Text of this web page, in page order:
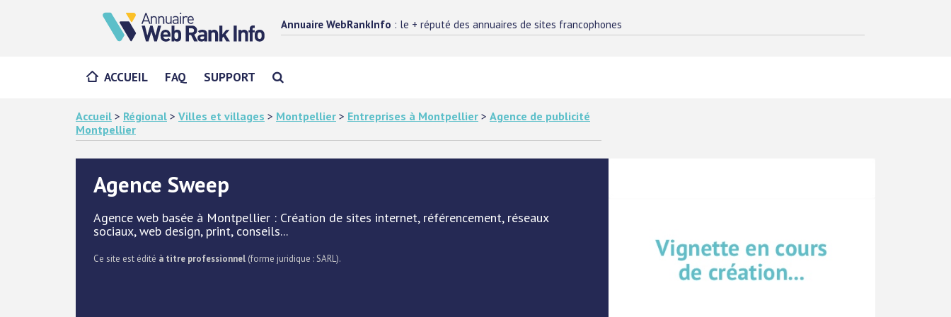
Annuaire WebRankInfo : le + réputé des annuaires de sites francophones
ACCUEIL FAQ SUPPORT
Accueil > Régional > Villes et villages > Montpellier > Entreprises à Montpellier > Agence de publicité
Montpellier
Agence Sweep
Agence web basée à Montpellier : Création de sites internet, référencement, réseaux
sociaux, web design, print, conseils...
Ce site est édité à titre professionnel (forme juridique : SARL).